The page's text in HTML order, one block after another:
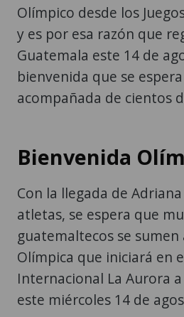
Olímpico desde los
y es por esa razón que
Guatemala este 14 de
bienvenida que se
acompañada de cientos
Bienvenida
Con la llegada de
atletas, se espera que
guatemaltecos se
Olímpica que iniciará en
Internacional La Aurora
este miércoles 14 de